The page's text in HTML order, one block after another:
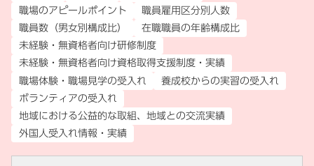
職場のアピールポイント
職員雇用区分別人数
職員数（男女別構成比）
在職職員の年齢構成比
未経験・無資格者向け研修制度
未経験・無資格者向け資格取得支援制度・実績
職場体験・職場見学の受入れ
養成校からの実習の受入れ
ボランティアの受入れ
地域における公益的な取組、地域との交流実績
外国人受入れ情報・実績